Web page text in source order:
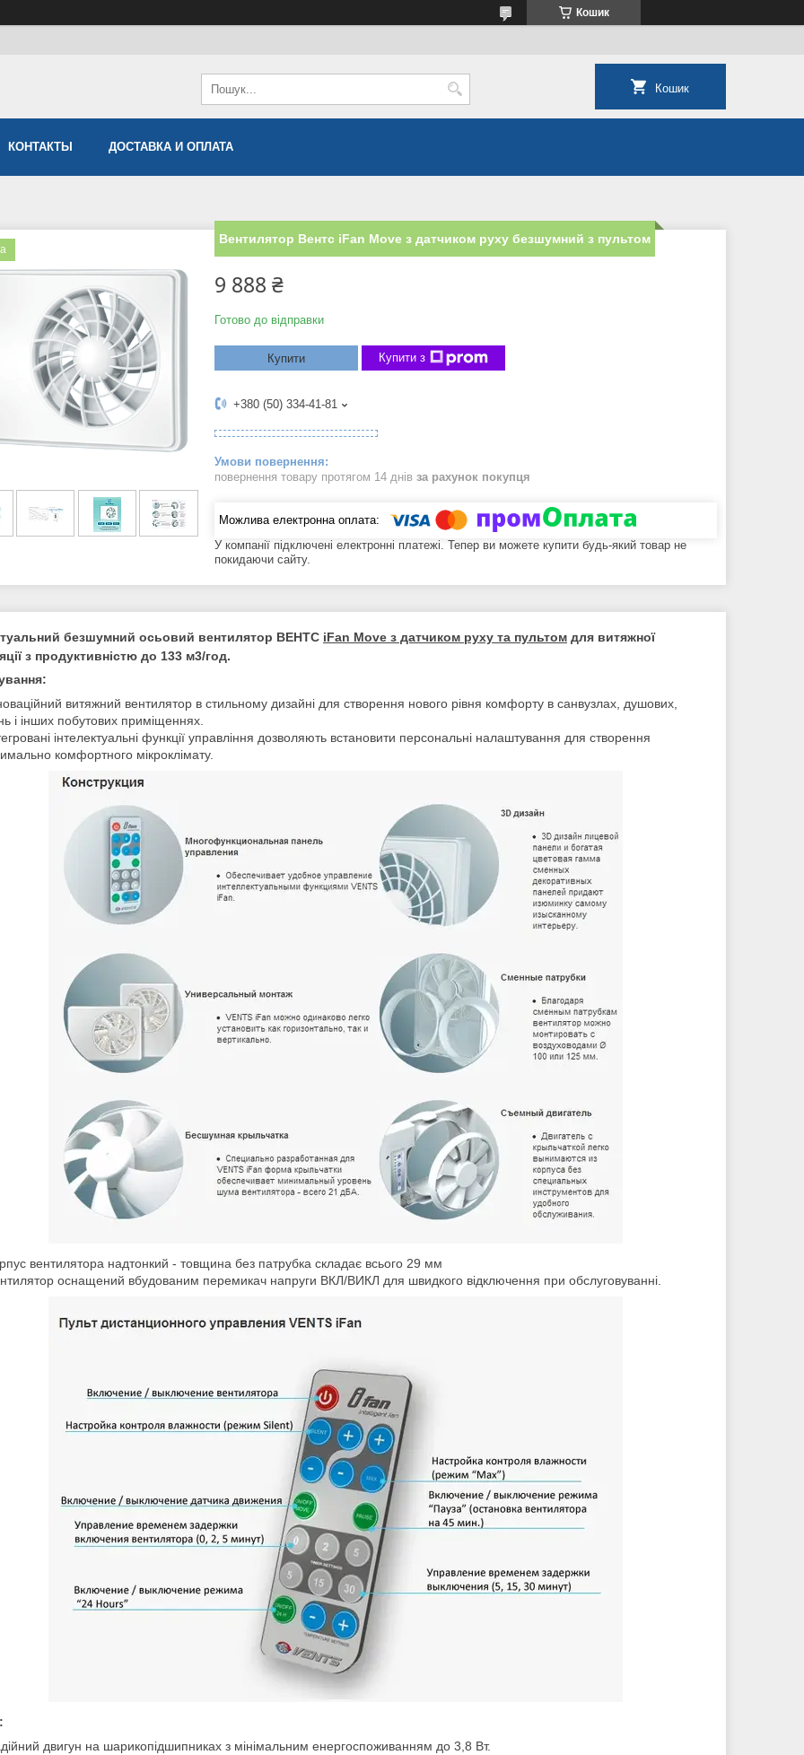
Кошик
Кошик
КОНТАКТЫ ДОСТАВКА И ОПЛАТА
Вентилятор Вентс iFan Move з датчиком руху безшумний з пультом
9 888 ₴
Готово до відправки
Купити Купити з
+380 (50) 334-41-81
повернення товару протягом 14 днів за рахунок покупця
У компанії підключені електронні платежі. Тепер ви можете купити будь-який товар не
покидаючи сайту.
безшумний осьовий вентилятор ВЕНТС iFan Move з датчиком руху та пультом для витяжної
з продуктивністю до 133 м3/год.
витяжний вентилятор в стильному дизайні для створення нового рівня комфорту в санвузлах, душових,
і інших побутових приміщеннях.
інтелектуальні функції управління дозволяють встановити персональні налаштування для створення
комфортного мікроклімату.
вентилятора надтонкий - товщина без патрубка складає всього 29 мм
оснащений вбудованим перемикач напруги ВКЛ/ВИКЛ для швидкого відключення при обслуговуванні.
двигун на шарикопідшипниках з мінімальним енергоспоживанням до 3,8 Вт.